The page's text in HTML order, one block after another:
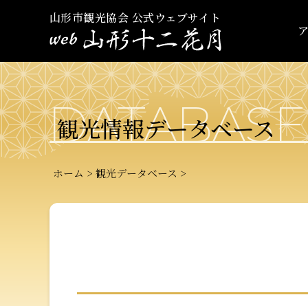
山形市観光協会 公式ウェブサイト
観光情報データベース
DATABASE
ホーム 観光データベース